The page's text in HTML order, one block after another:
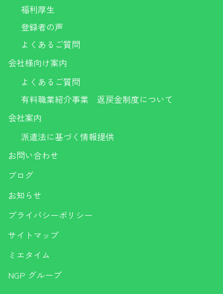
福利厚生
登録者の声
よくあるご質問
会社様向け案内
よくあるご質問
有料職業紹介事業 返戻金制度について
会社案内
派遣法に基づく情報提供
お問い合わせ
ブログ
お知らせ
プライバシーポリシー
サイトマップ
ミエタイム
NGP グループ